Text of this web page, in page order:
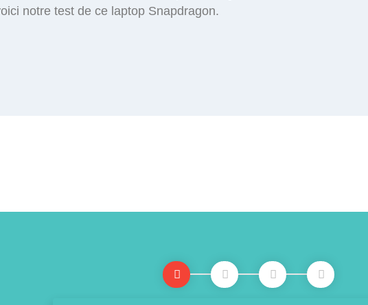
notre test de ce laptop Snapdragon.